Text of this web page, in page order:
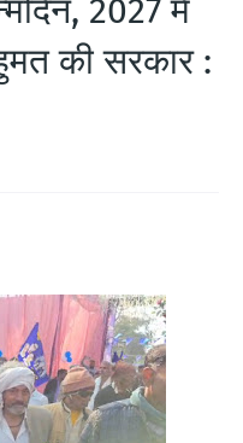
2027 में
की सरकार :